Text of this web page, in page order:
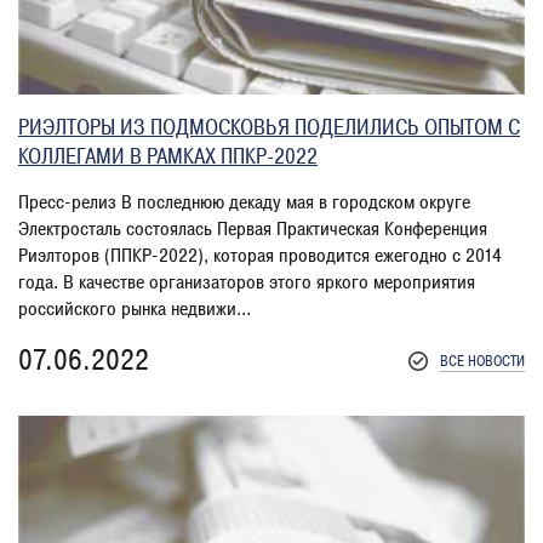
РИЭЛТОРЫ ИЗ ПОДМОСКОВЬЯ ПОДЕЛИЛИСЬ ОПЫТОМ С
КОЛЛЕГАМИ В РАМКАХ ППКР-2022
Пресс-релиз В последнюю декаду мая в городском округе
Электросталь состоялась Первая Практическая Конференция
Риэлторов (ППКР-2022), которая проводится ежегодно с 2014
года. В качестве организаторов этого яркого мероприятия
российского рынка недвижи...
07.06.2022 ВСЕ НОВОСТИ